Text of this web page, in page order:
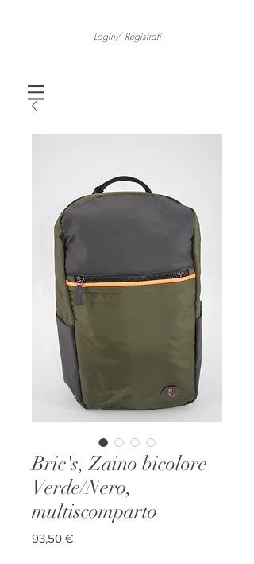
Login/ Registrati
Bric's, Zaino bicolore
Verde/Nero,
multiscomparto
93,50 €Prezzo